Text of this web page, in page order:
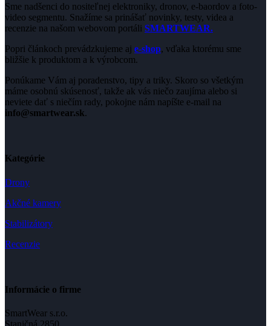
Sme nadšenci do nositeľnej elektroniky, dronov, e-baordov a foto-
video segmentu. Snažíme sa prinášať novinky, testy, videa a
recenzie na našom webovom portáli SMARTWEAR.
Popri článkoch prevádzkujeme aj e-shop, vďaka ktorému sme
bližšie k produktom a k výrobcom.
Ponúkame Vám aj poradenstvo, tipy a triky. Skoro so všetkým
máme osobnú skúsenosť, takže ak vás niečo zaujíma alebo si
neviete dať s niečím rady, pokojne nám napíšte e-mail na
info@smartwear.sk.
Kategórie
Drony
Akčné kamery
Stabilizátory
Recenzie
Informácie o firme
SmartWear s.r.o.
Staničná 2850